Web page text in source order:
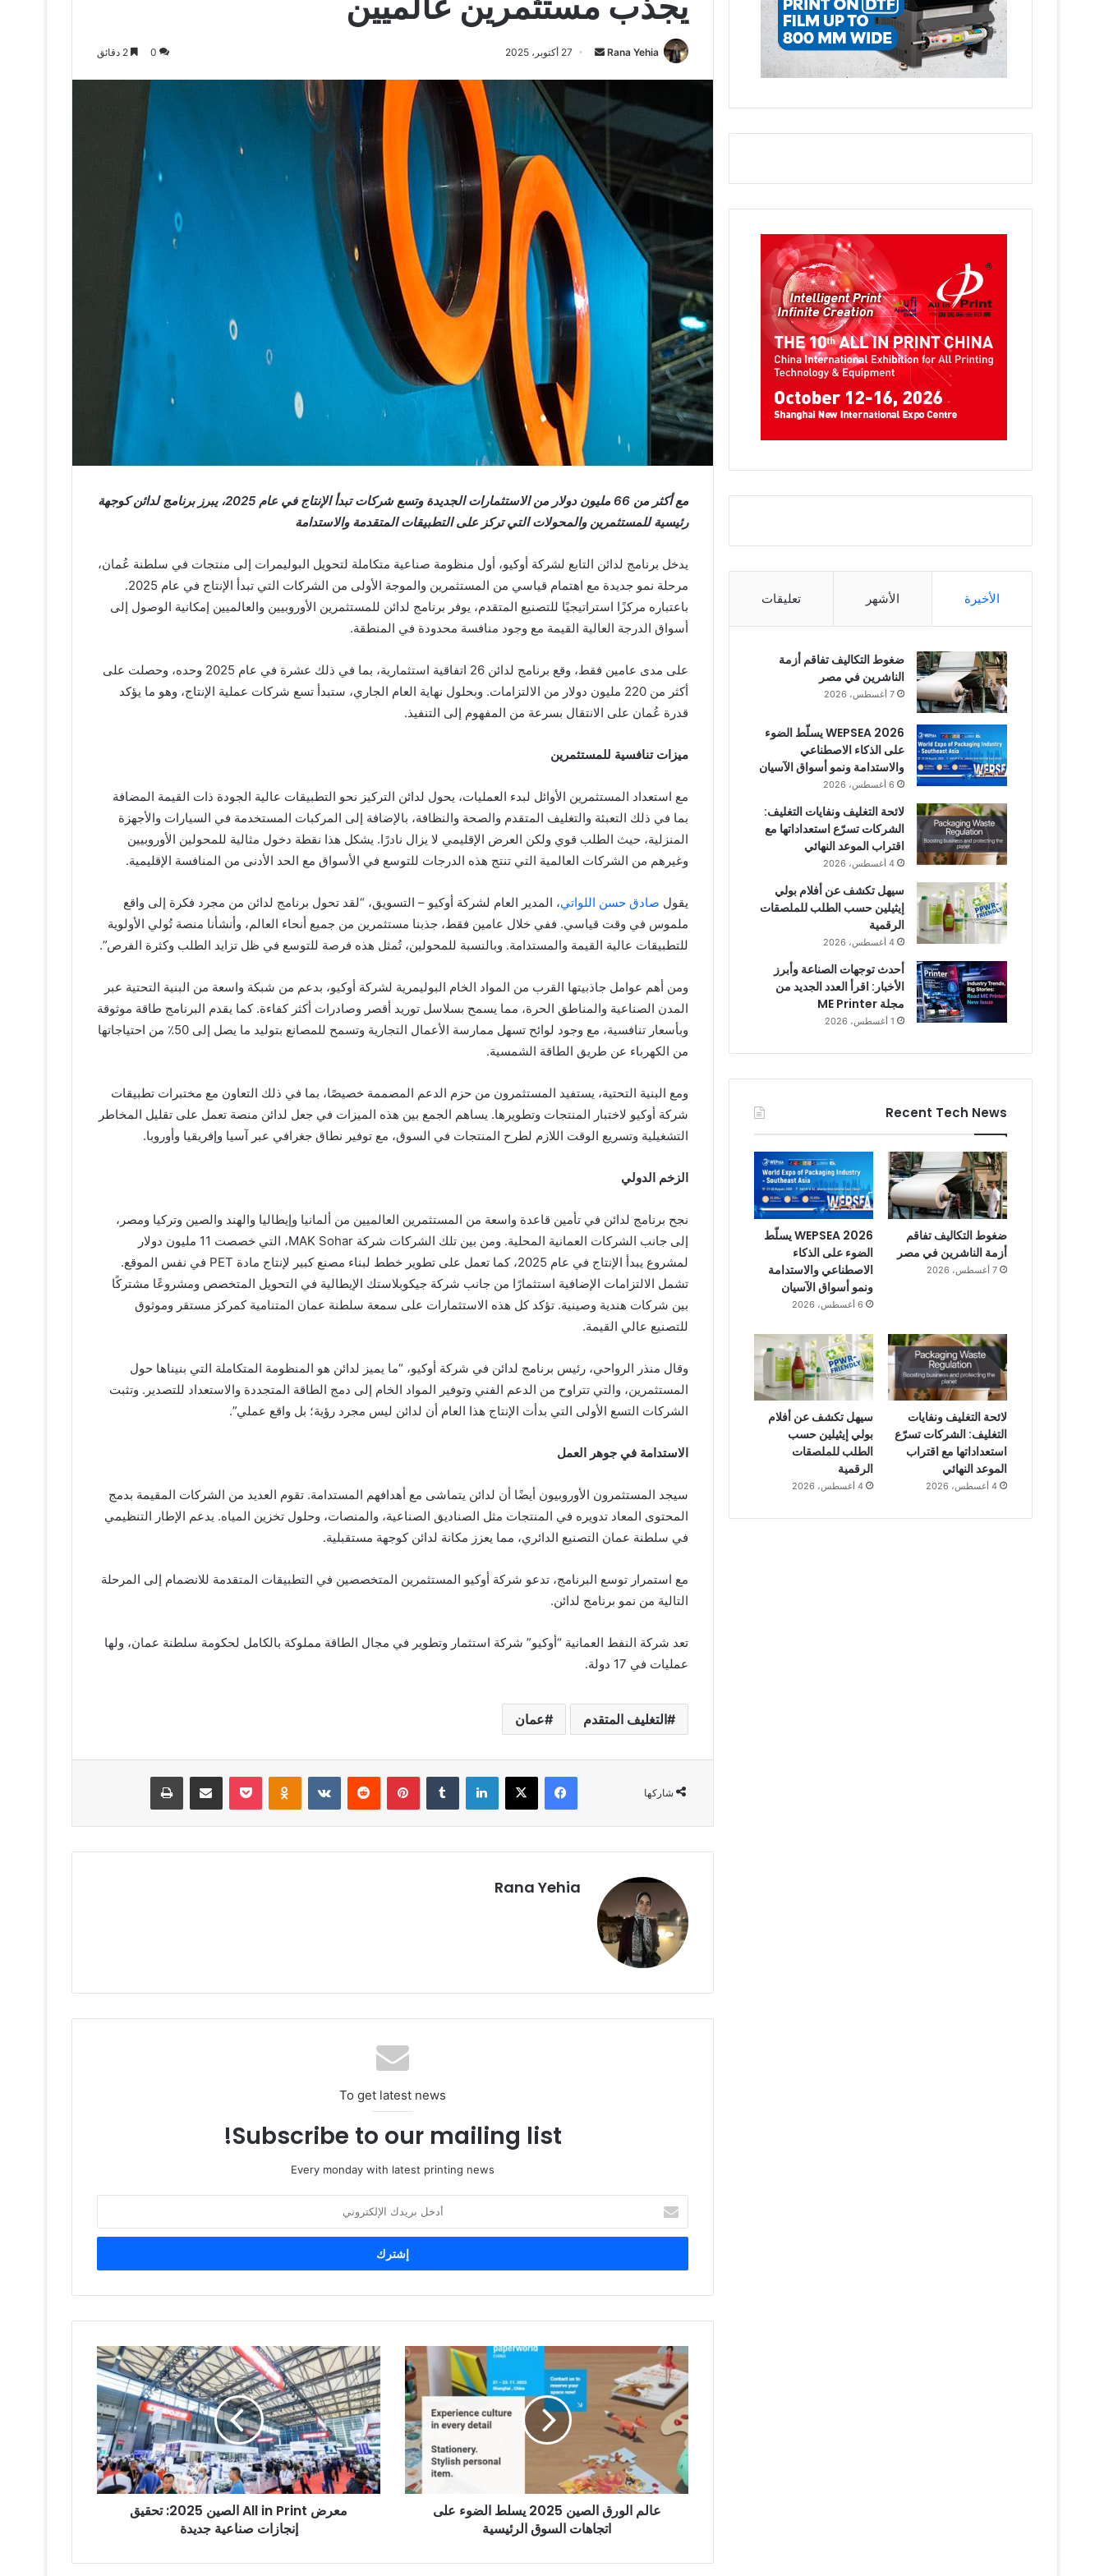
Rana Yehia
أرسل
إلكترونيا
27 أكتوبر، 2025 0
مع أكثر من 66 مليون دولار من الاستثمارات الجديدة وتسع شركات تبدأ الإنتاج في عام2025، يبرز برنامج لدائن كوجهة
رئيسية للمستثمرين والمحولات التي تركز على التطبيقات المتقدمة والاستدامة
يدخل برنامج لدائن التابع لشركة أوكيو، أول منظومة صناعية متكاملة لتحويل البوليمرات إلى منتجات في سلطنة عُمان،
مرحلة نمو جديدة مع اهتمام قياسي من المستثمرين والموجة الأولى من الشركات التي تبدأ الإنتاج في عام 2025.
باعتباره مركزًا استراتيجيًا للتصنيع المتقدم، يوفر برنامج لدائن للمستثمرين الأوروبيين والعالميين إمكانية الوصول إلى
أسواق الدرجة العالية القيمة مع وجود منافسة محدودة في المنطقة.
على مدى عامين فقط، وقع برنامج لدائن 26 اتفاقية استثمارية، بما في ذلك عشرة في عام 2025 وحده، وحصلت على
أكثر من 220 مليون دولار من الالتزامات. وبحلول نهاية العام الجاري، ستبدأ تسع شركات عملية الإنتاج، وهو ما يؤكد
قدرة عُمان على الانتقال بسرعة من المفهوم إلى التنفيذ.
ميزات تنافسية للمستثمرين
مع استعداد المستثمرين الأوائل لبدء العمليات، يحول لدائن التركيز نحو التطبيقات عالية الجودة ذات القيمة المضافة
بما في ذلك التعبئة والتغليف المتقدم والصحة والنظافة، بالإضافة إلى المركبات المستخدمة في السيارات والأجهزة
المنزلية، حيث الطلب قوي ولكن العرض الإقليمي لا يزال نادرًا. يشكل هذا نقطة دخول مثالية للمحولين الأوروبيين
وغيرهم من الشركات العالمية التي تنتج هذه الدرجات للتوسع في الأسواق مع الحد الأدنى من المنافسة الإقليمية.
يقول صادق حسن اللواتي، المدير العام لشركة أوكيو – التسويق، “لقد تحول برنامج لدائن من مجرد فكرة إلى واقع
ملموس في وقت قياسي. ففي خلال عامين فقط، جذبنا مستثمرين من جميع أنحاء العالم، وأنشأنا منصة تُولي الأولوية
للتطبيقات عالية القيمة والمستدامة. وبالنسبة للمحولين، تُمثل هذه فرصة للتوسع في ظل تزايد الطلب وكثرة الفرص”.
ومن أهم عوامل جاذبيتها القرب من المواد الخام البوليمرية لشركة أوكيو، بدعم من شبكة واسعة من البنية التحتية عبر
المدن الصناعية والمناطق الحرة، مما يسمح بسلاسل توريد أقصر وصادرات أكثر كفاءة. كما يقدم البرنامج طاقة موثوقة
وبأسعار تنافسية، مع وجود لوائح تسهل ممارسة الأعمال التجارية وتسمح للمصانع بتوليد ما يصل إلى 50٪ من احتياجاتها
من الكهرباء عن طريق الطاقة الشمسية.
ومع البنية التحتية، يستفيد المستثمرون من حزم الدعم المصممة خصيصًا، بما في ذلك التعاون مع مختبرات تطبيقات
شركة أوكيو لاختبار المنتجات وتطويرها. يساهم الجمع بين هذه الميزات في جعل لدائن منصة تعمل على تقليل المخاطر
التشغيلية وتسريع الوقت اللازم لطرح المنتجات في السوق، مع توفير نطاق جغرافي عبر آسيا وإفريقيا وأوروبا.
الزخم الدولي
نجح برنامج لدائن في تأمين قاعدة واسعة من المستثمرين العالميين من ألمانيا وإيطاليا والهند والصين وتركيا ومصر،
إلى جانب الشركات العمانية المحلية. ومن بين تلك الشركات شركة MAK Sohar، التي خصصت 11 مليون دولار
لمشروع يبدأ الإنتاج في عام 2025، كما تعمل على تطوير خطط لبناء مصنع كبير لإنتاج مادة PET في نفس الموقع.
تشمل الالتزامات الإضافية استثمارًا من جانب شركة جيكوبلاستك الإيطالية في التحويل المتخصص ومشروعًا مشتركًا
بين شركات هندية وصينية. تؤكد كل هذه الاستثمارات على سمعة سلطنة عمان المتنامية كمركز مستقر وموثوق
للتصنيع عالي القيمة.
وقال منذر الرواحي، رئيس برنامج لدائن في شركة أوكيو، “ما يميز لدائن هو المنظومة المتكاملة التي بنيناها حول
المستثمرين، والتي تتراوح من الدعم الفني وتوفير المواد الخام إلى دمج الطاقة المتجددة والاستعداد للتصدير. وتثبت
الشركات التسع الأولى التي بدأت الإنتاج هذا العام أن لدائن ليس مجرد رؤية؛ بل واقع عملي”.
الاستدامة في جوهر العمل
سيجد المستثمرون الأوروبيون أيضًا أن لدائن يتماشى مع أهدافهم المستدامة. تقوم العديد من الشركات المقيمة بدمج
المحتوى المعاد تدويره في المنتجات مثل الصناديق الصناعية، والمنصات، وحلول تخزين المياه. يدعم الإطار التنظيمي
في سلطنة عمان التصنيع الدائري، مما يعزز مكانة لدائن كوجهة مستقبلية.
مع استمرار توسع البرنامج، تدعو شركة أوكيو المستثمرين المتخصصين في التطبيقات المتقدمة للانضمام إلى المرحلة
التالية من نمو برنامج لدائن.
تعد شركة النفط العمانية “أوكيو” شركة استثمار وتطوير في مجال الطاقة مملوكة بالكامل لحكومة سلطنة عمان، ولها
عمليات في 17 دولة.
التغليف المتقدم عمان
شاركها
فيسبوك ‫X لينكدإن ‏Tumblr بينتيريست
‏Reddit
‏VKontakte
Odnoklassniki
‫Pocket مشاركة عبر البريد طباعة
Rana Yehia
To get latest news
Subscribe to our mailing list!
Every monday with latest printing news
بريدك
الإلكتروني
عالم
الورق
الصين
2025
يسلط
الضوء
على
اتجاهات
السوق
الرئيسية
عالم الورق الصين 2025 يسلط الضوء على
اتجاهات السوق الرئيسية
معرض
All
in
Print
الصين
2025:
تحقيق
إنجازات
صناعية
معرض All in Print الصين 2025: تحقيق
إنجازات صناعية جديدة
الأخيرة الأشهر تعليقات
ضغوط التكاليف تفاقم أزمة
الناشرين في مصر
7 أغسطس، 2026
WEPSEA 2026 يسلّط الضوء
على الذكاء الاصطناعي
والاستدامة ونمو أسواق الآسيان
6 أغسطس، 2026
لائحة التغليف ونفايات التغليف:
الشركات تسرّع استعداداتها مع
اقتراب الموعد النهائي
4 أغسطس، 2026
سيهل تكشف عن أفلام بولي
إيثيلين حسب الطلب للملصقات
الرقمية
4 أغسطس، 2026
أحدث توجهات الصناعة وأبرز
الأخبار: اقرأ العدد الجديد من
مجلة ME Printer
1 أغسطس، 2026
Recent Tech News
ضغوط التكاليف تفاقم
أزمة الناشرين في مصر
7 أغسطس، 2026
WEPSEA 2026 يسلّط
الضوء على الذكاء
الاصطناعي والاستدامة
ونمو أسواق الآسيان
6 أغسطس، 2026
لائحة التغليف ونفايات
التغليف: الشركات تسرّع
استعداداتها مع اقتراب
الموعد النهائي
4 أغسطس، 2026
سيهل تكشف عن أفلام
بولي إيثيلين حسب
الطلب للملصقات
الرقمية
4 أغسطس، 2026